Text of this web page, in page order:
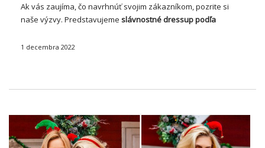
Ak vás zaujíma, čo navrhnúť svojim zákazníkom, pozrite si
naše výzvy. Predstavujeme slávnostné dressup podľa
Každá zo štýlových dám …
1 decembra 2022